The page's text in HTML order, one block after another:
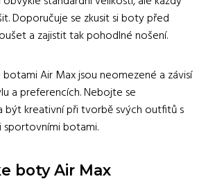
Doporučuje se zkusit si boty před
a zajistit tak pohodlné nošení.
botami Air Max jsou neomezené a závisí
a preferencích. Nebojte se
být kreativní při tvorbě svých outfitů s
botami.
boty Air Max